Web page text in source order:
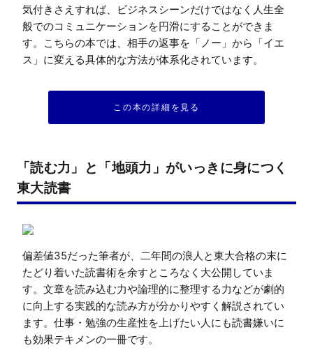
気付きさえすれば、ビジネスシーンだけではなく人生全
般でのコミュニケーションを円滑にすることができま
す。こちらの本では、相手の返事を「ノー」から「イエ
ス」に変える具体的な方法が体系化されています。
この本の詳細を見る
「読む力」と「地頭力」がいっきに身につく
東大読書
偏差値35だった筆者が、二年間の浪人と東大合格の末に
たどり着いた読書術を余すところなく大公開していま
す。文章を読み込む力や論理的に整理する力などが劇的
に向上する実践的な読み方が分かりやすく解説されてい
ます。仕事・勉強の生産性を上げたい人にも読書嫌いに
も効果テキメンの一冊です。